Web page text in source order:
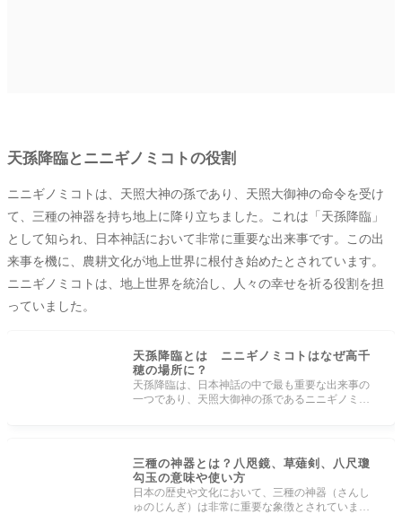
天孫降臨とニニギノミコトの役割
ニニギノミコトは、天照大神の孫であり、天照大御神の命令を受け
て、三種の神器を持ち地上に降り立ちました。これは「天孫降臨」
として知られ、日本神話において非常に重要な出来事です。この出
来事を機に、農耕文化が地上世界に根付き始めたとされています。
ニニギノミコトは、地上世界を統治し、人々の幸せを祈る役割を担
っていました。
天孫降臨とは ニニギノミコトはなぜ高千
穂の場所に？
天孫降臨は、日本神話の中で最も重要な出来事の
一つであり、天照大御神の孫であるニニギノミコ
三種の神器とは？八咫鏡、草薙剣、八尺瓊
勾玉の意味や使い方
日本の歴史や文化において、三種の神器（さんし
ゅのじんぎ）は非常に重要な象徴とされていま